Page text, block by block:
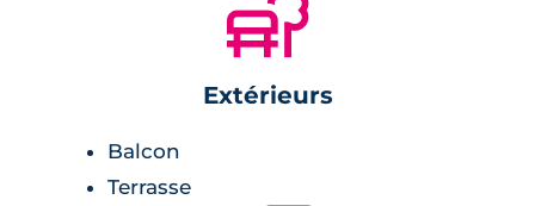
🌲
Extérieurs
Balcon
Terrasse